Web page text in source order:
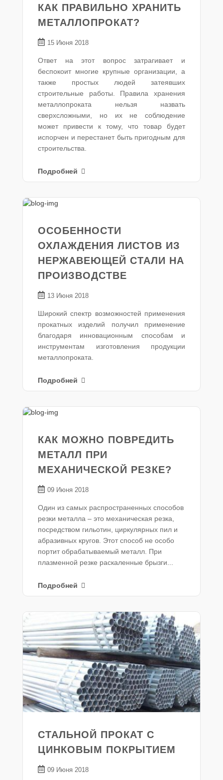
КАК ПРАВИЛЬНО ХРАНИТЬ
МЕТАЛЛОПРОКАТ?
15 Июня 2018
Ответ на этот вопрос затрагивает и
беспокоит многие крупные организации, а
также простых людей затеявших
строительные работы. Правила хранения
металлопроката нельзя назвать
сверхсложными, но их не соблюдение
может привести к тому, что товар будет
испорчен и перестанет быть пригодным для
строительства.
Подробней
ОСОБЕННОСТИ
ОХЛАЖДЕНИЯ ЛИСТОВ ИЗ
НЕРЖАВЕЮЩЕЙ СТАЛИ НА
ПРОИЗВОДСТВЕ
13 Июня 2018
Широкий спектр возможностей применения
прокатных изделий получил применение
благодаря инновационным способам и
инструментам изготовления продукции
металлопроката.
Подробней
КАК МОЖНО ПОВРЕДИТЬ
МЕТАЛЛ ПРИ
МЕХАНИЧЕСКОЙ РЕЗКЕ?
09 Июня 2018
Один из самых распространенных способов
резки металла – это механическая резка,
посредством гильотин, циркулярных пил и
абразивных кругов. Этот способ не особо
портит обрабатываемый металл. При
плазменной резке раскаленные брызги...
Подробней
СТАЛЬНОЙ ПРОКАТ С
ЦИНКОВЫМ ПОКРЫТИЕМ
09 Июня 2018